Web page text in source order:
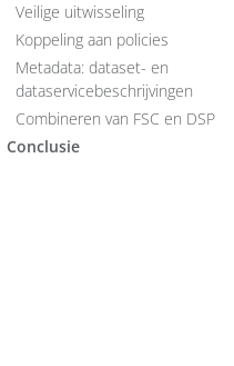
Veilige uitwisseling
Koppeling aan policies
Metadata: dataset- en
dataservicebeschrijvingen
Combineren van FSC en DSP
Conclusie